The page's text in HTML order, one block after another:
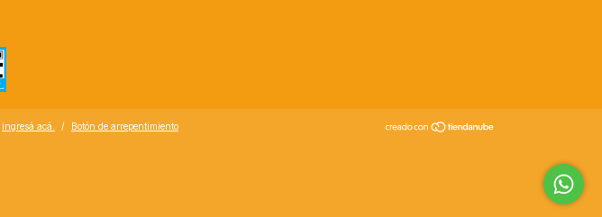
ingresá acá. / Botón de arrepentimiento